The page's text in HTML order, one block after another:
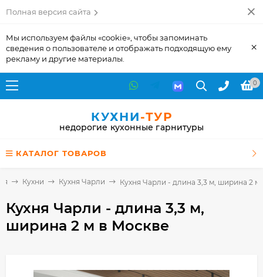
Полная версия сайта
Мы используем файлы «cookie», чтобы запоминать
сведения о пользователе и отображать подходящую ему
рекламу и другие материалы.
×
0
КУХНИ-ТУР
недорогие кухонные гарнитуры
КАТАЛОГ ТОВАРОВ
Кухни Кухня Чарли Кухня Чарли - длина 3,3 м, ширина 2 м
Кухня Чарли - длина 3,3 м,
ширина 2 м в Москве